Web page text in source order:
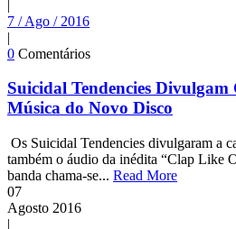
7 / Ago / 2016
|
0 Comentários
Suicidal Tendencies
Música do Novo Disco
Os Suicidal Tendencies divulgaram a
também o áudio da inédita “Clap Like
banda chama-se... Read More
07
Agosto 2016
|